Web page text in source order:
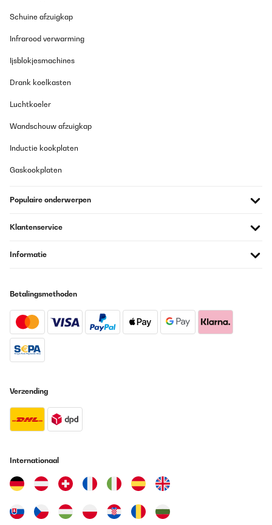
Schuine afzuigkap
Infrarood verwarming
Ijsblokjesmachines
Drank koelkasten
Luchtkoeler
Wandschouw afzuigkap
Inductie kookplaten
Gaskookplaten
Populaire onderwerpen
Klantenservice
Informatie
Betalingsmethoden
Verzending
Internationaal